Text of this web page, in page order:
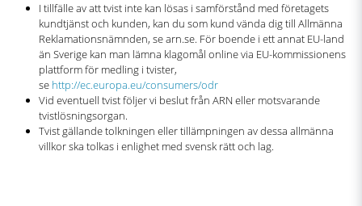
I tillfälle av att tvist inte kan lösas i samförstånd med företagets
kundtjänst och kunden, kan du som kund vända dig till Allmänna
Reklamationsnämnden, se arn.se. För boende i ett annat EU-land
än Sverige kan man lämna klagomål online via EU-kommissionens
plattform för medling i tvister,
se http://ec.europa.eu/consumers/odr
Vid eventuell tvist följer vi beslut från ARN eller motsvarande
tvistlösningsorgan.
Tvist gällande tolkningen eller tillämpningen av dessa allmänna
villkor ska tolkas i enlighet med svensk rätt och lag.